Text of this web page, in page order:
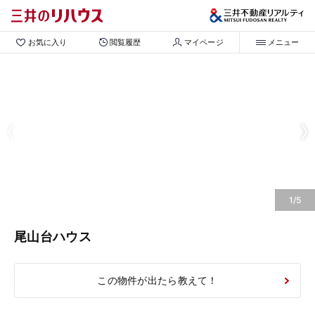
お気に入り 閲覧履歴 マイページ メニュー
1/5
尾山台ハウス
この物件が出たら教えて！